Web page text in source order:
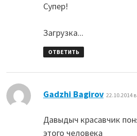
Супер!
Загрузка...
ОТВЕТИТЬ
Gadzhi Bagirov: 22.10.2014
Давыдыч красавчик
этого человека